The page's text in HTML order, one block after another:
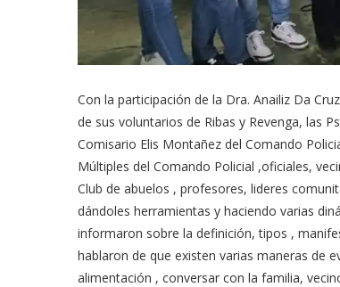
Con la participación de la Dra. Anailiz Da
de sus voluntarios de Ribas y Revenga, las
Comisario Elis Montañez del Comando
Múltiples del Comando Policial ,oficiales,
Club de abuelos , profesores, lideres
dándoles herramientas y haciendo varias
informaron sobre la definición, tipos ,
hablaron de que existen varias maneras de
alimentación , conversar con la familia,